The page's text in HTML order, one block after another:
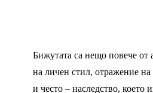
Бижутата са нещо повече от
на личен стил, отражение
и често – наследство, което